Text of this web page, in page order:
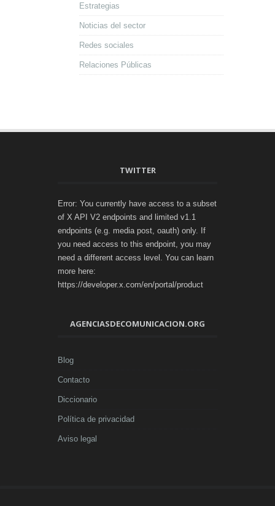
Estrategias
Noticias del sector
Redes sociales
Relaciones Públicas
TWITTER
Error: You currently have access to a subset
of X API V2 endpoints and limited v1.1
endpoints (e.g. media post, oauth) only. If
you need access to this endpoint, you may
need a different access level. You can learn
more here:
https://developer.x.com/en/portal/product
AGENCIASDECOMUNICACION.ORG
Blog
Contacto
Diccionario
Política de privacidad
Aviso legal